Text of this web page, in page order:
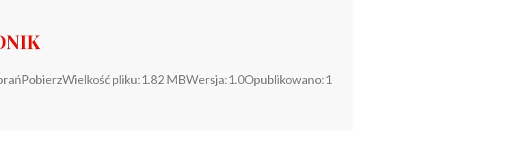
pliku:1.82 MBWersja:1.0Opublikowano:1